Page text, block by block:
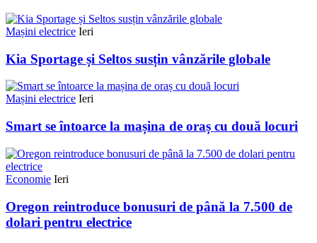
Mașini electrice Ieri
Kia Sportage și Seltos susțin vânzările globale
Mașini electrice Ieri
Smart se întoarce la mașina de oraș cu două locuri
Economie Ieri
Oregon reintroduce bonusuri de până la 7.500 de
dolari pentru electrice